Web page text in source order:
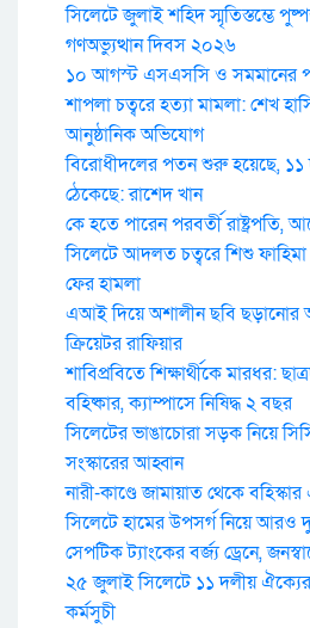
সিলেটে জুলাই শহিদ স্মৃতিস্তম্ভে
গণঅভ্যুত্থান দিবস ২০২৬
১০ আগস্ট এসএসসি ও সমমানের
শাপলা চত্বরে হত্যা মামলা: শেখ
আনুষ্ঠানিক অভিযোগ
বিরোধীদলের পতন শুরু হয়েছে,
ঠেকেছে: রাশেদ খান
কে হতে পারেন পরবর্তী
সিলেটে আদলত চত্বরে শিশু
ফের হামলা
এআই দিয়ে অশালীন ছবি ছড়ানোর
ক্রিয়েটর রাফিয়ার
শাবিপ্রবিতে শিক্ষার্থীকে মারধর:
বহিষ্কার, ক্যাম্পাসে নিষিদ্ধ ২ বছর
সিলেটের ভাঙাচোরা সড়ক নিয়ে
সংস্কারের আহ্বান
নারী-কাণ্ডে জামায়াত থেকে
সিলেটে হামের উপসর্গ নিয়ে আরও
সেপটিক ট্যাংকের বর্জ্য ড্রেনে,
২৫ জুলাই সিলেটে ১১ দলীয়
কর্মসুচী